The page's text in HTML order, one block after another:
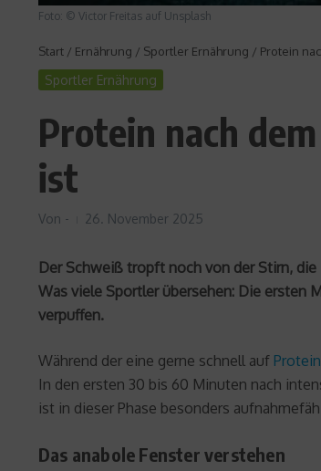
Foto: © Victor Freitas auf Unsplash
Start / Ernährung / Sportler Ernährung / Protein
Sportler Ernährung
Protein nach
ist
Von - 26. November 2025
Der Schweiß tropft noch von der Stirn,
Was viele Sportler übersehen: Die ersten
verpuffen.
Während der eine gerne schnell auf
In den ersten 30 bis 60 Minuten nach
ist in dieser Phase besonders
Das anabole Fenster verstehen